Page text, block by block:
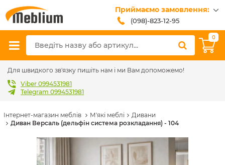
Приймаємо замовлення:
(098)-823-12-95
(099)-608-42-32
(093)-618-62-02
sales@meblium.com.ua
0
Для швидкого зв'язку пишіть нам і ми Вам допоможемо!
Viber 0994531981
Telegram 0994531981
Інтернет-магазин меблів М'які меблі
Дивани
Диван Версаль (дельфін система розкладання) - 104